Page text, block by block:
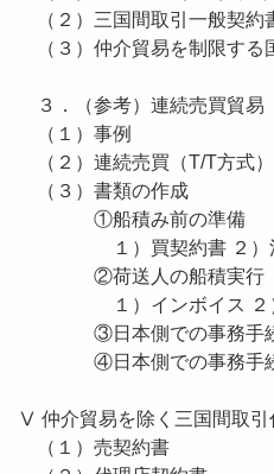
（２）三国間取引一般契約
（３）仲介貿易を制限する
３．（参考）連続売買貿易
（１）事例
（２）連続売買（T/T方式
（３）書類の作成
①船積み前の準備
１）買契約書 ２）注
②荷送人の船積実行
１）インボイス ２）
③日本側での事務手
④日本側での事務手続き
Ⅴ 仲介貿易を除く三国間取引
（１）売契約書